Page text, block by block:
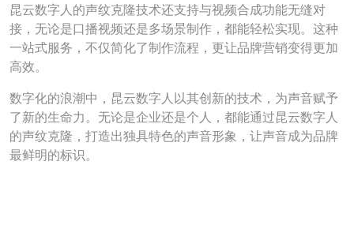
昆云数字人的声纹克隆技术还支持与视频合成功能无缝对
接，无论是口播视频还是多场景制作，都能轻松实现。这种
一站式服务，不仅简化了制作流程，更让品牌营销变得更加
高效。
数字化的浪潮中，昆云数字人以其创新的技术，为声音赋予
了新的生命力。无论是企业还是个人，都能通过昆云数字人
的声纹克隆，打造出独具特色的声音形象，让声音成为品牌
最鲜明的标识。